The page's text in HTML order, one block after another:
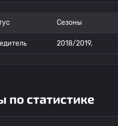
Сезоны
2018/2019,
по статистике